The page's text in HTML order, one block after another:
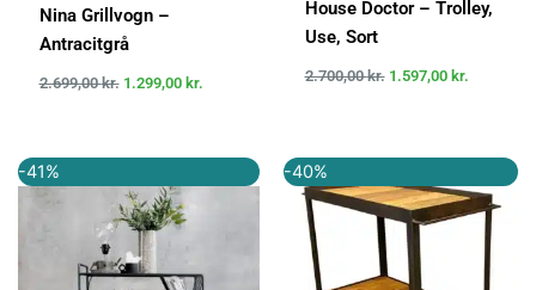
Nina Grillvogn –
Antracitgrå
2.699,00kr. 1.299,00 kr.
House Doctor – Trolley,
Use, Sort
2.700,00kr. 1.597,00 kr.
-41%
oprindelige
pris
var:
2.699,00 kr..
aktuelle
-40%
oprindelige
pris
var:
2.799,00 kr..
aktuelle
pris
er:
1.679,40